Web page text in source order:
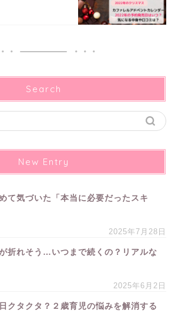
Search
New Entry
て気づいた「本当に必要だったスキ
2025年7月28日
折れそう…いつまで続くの？リアルな
2025年6月2日
クタクタ？２歳育児の悩みを解消する